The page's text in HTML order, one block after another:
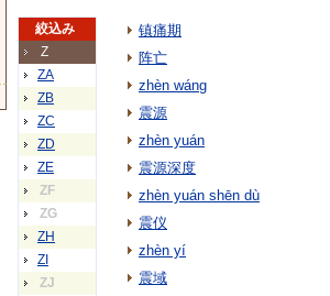
絞込み
Z
ZA
ZB
ZC
ZD
ZE
ZF
ZG
ZH
ZI
ZJ
镇痛期
阵亡
zhèn wáng
震源
zhèn yuán
震源深度
zhèn yuán shēn dù
震仪
zhèn yí
震域